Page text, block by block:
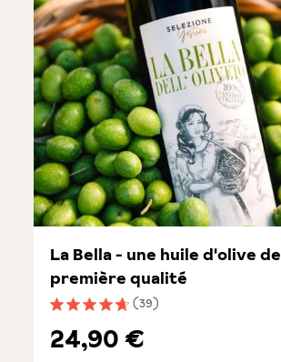
Note moyenne de 4.6 sur 5 étoiles
(39)
La Bella - une huile d'olive de
première qualité
24,90 €